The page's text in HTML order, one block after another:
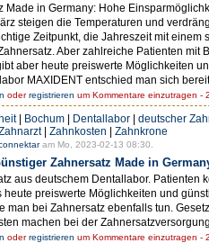
Made in Germany: Hohe
steigen die Temperaturen und
Zeitpunkt, die Jahreszeit mit
Aber zahlreiche Patienten
aber heute preiswerte Möglichkeiten
MAXIDENT entschied man sich
oderregistrieren um Kommentare einzutragen -
| Bochum | Dentallabor | deutscher
| Zahnkosten | Zahnkrone
am Mo, 2023-02-13 08:30.
Zahnersatz Made in
aus deutschem Dentallabor.
heute preiswerte Möglichkeiten und
man bei Zahnersatz ebenfalls tun.
machen bei der
oderregistrieren um Kommentare einzutragen -